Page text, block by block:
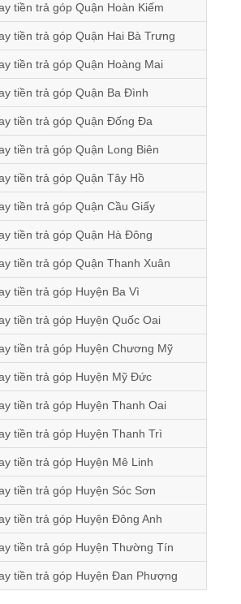
tiền trả góp Quận Hoàn Kiếm
tiền trả góp Quận Hai Bà Trưng
tiền trả góp Quận Hoàng Mai
tiền trả góp Quận Ba Đình
tiền trả góp Quận Đống Đa
tiền trả góp Quận Long Biên
tiền trả góp Quận Tây Hồ
tiền trả góp Quận Cầu Giấy
tiền trả góp Quận Hà Đông
tiền trả góp Quận Thanh Xuân
tiền trả góp Huyện Ba Vì
tiền trả góp Huyện Quốc Oai
tiền trả góp Huyện Chương Mỹ
tiền trả góp Huyện Mỹ Đức
tiền trả góp Huyện Thanh Oai
tiền trả góp Huyện Thanh Trì
tiền trả góp Huyện Mê Linh
tiền trả góp Huyện Sóc Sơn
tiền trả góp Huyện Đông Anh
tiền trả góp Huyện Thường Tín
tiền trả góp Huyện Đan Phượng